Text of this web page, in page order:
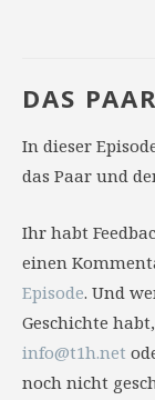
DAS
In dieser
das Paar und
Ihr habt
einen
Episode. Und
Geschichte
info@t1h.net
noch nicht